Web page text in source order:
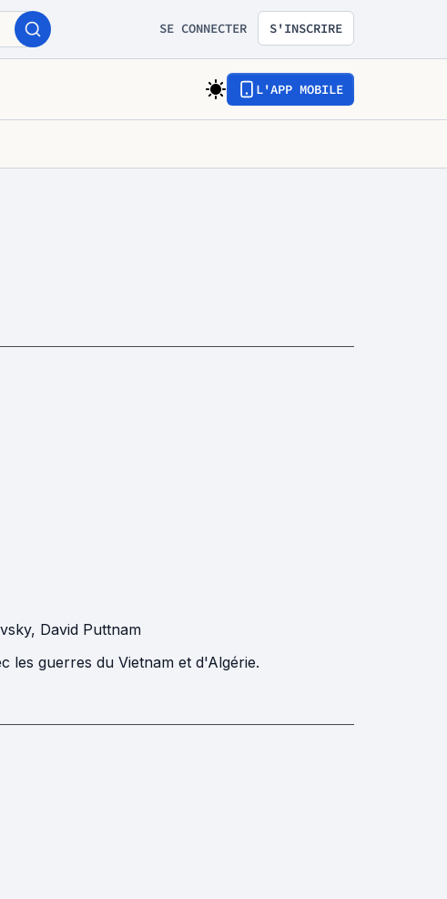
SE CONNECTER S'INSCRIRE
L'APP MOBILE
, David Puttnam
les guerres du Vietnam et d'Algérie.